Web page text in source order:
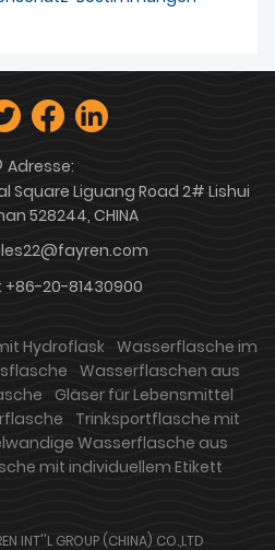
Adresse:
Square Liguang Road 2# Lishui
528244, CHINA
+86-20-81430900
Hydroflask Wasserflasche im
Wasserflaschen aus
Gläser für Lebensmittel
Trinksportflasche mit
Wasserflasche aus
mit individuellem Etikett
INT''L GROUP (CHINA) CO.,LTD